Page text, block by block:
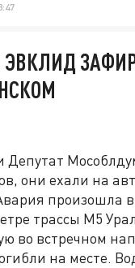
они ехали на
произошла
трассы М5
во встречном
на месте.